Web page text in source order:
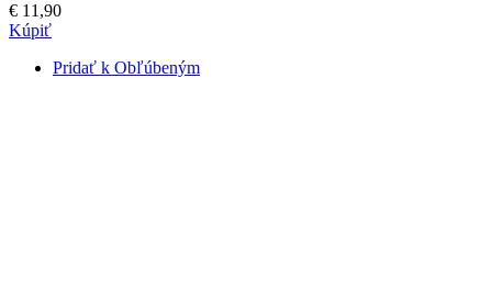
€ 11,90
Kúpiť
Pridať k Obľúbeným